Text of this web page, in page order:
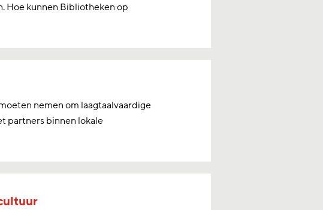
Hoe kunnen Bibliotheken op
nemen om laagtaalvaardige
partners binnen lokale